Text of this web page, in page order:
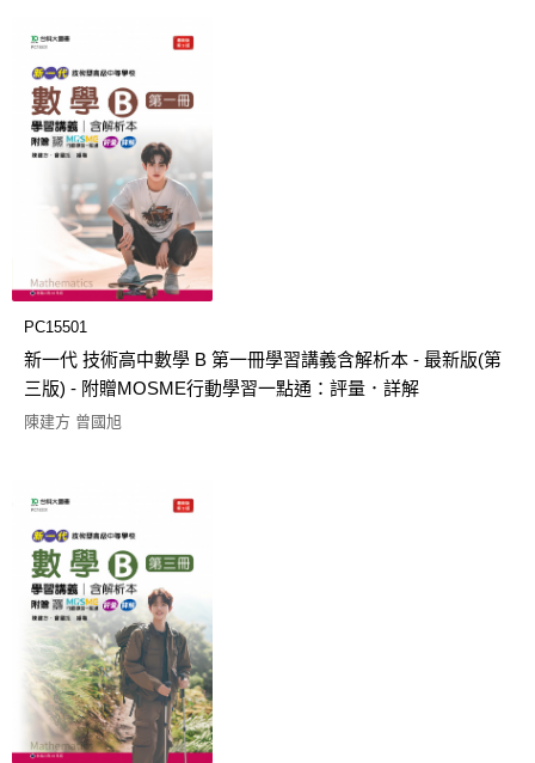
PC15501
新一代 技術高中數學 B 第一冊學習講義含解析本 - 最新版(第
三版) - 附贈MOSME行動學習一點通：評量．詳解
陳建方 曾國旭